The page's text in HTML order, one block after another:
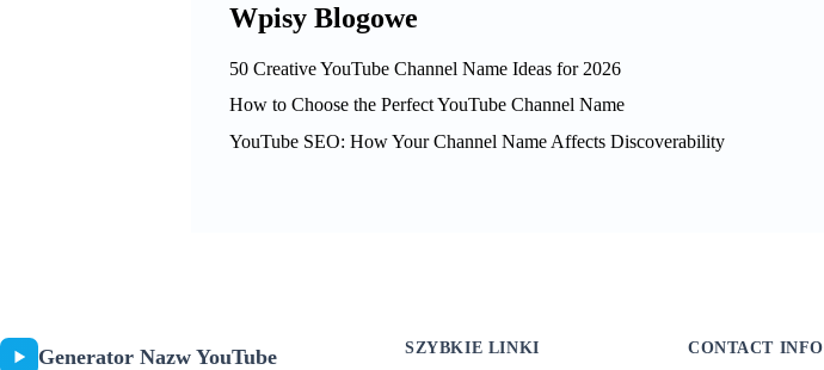
Wpisy Blogowe
50 Creative YouTube Channel Name Ideas for 2026
How to Choose the Perfect YouTube Channel Name
YouTube SEO: How Your Channel Name Affects Discoverability
Generator Nazw YouTube SZYBKIE LINKI CONTACT INFO